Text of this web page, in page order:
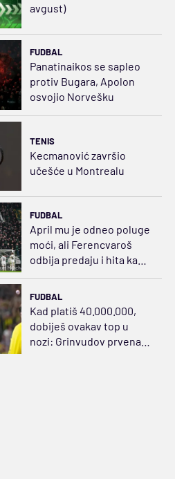
avgust)
FUDBAL
Panatinaikos se sapleo
protiv Bugara, Apolon
osvojio Norvešku
TENIS
Kecmanović završio
učešće u Montrealu
FUDBAL
April mu je odneo poluge
moći, ali Ferencvaroš
odbija predaju i hita ka
FUDBAL
Kad platiš 40.000.000,
dobiješ ovakav top u
nozi: Grinvudov prvenac,